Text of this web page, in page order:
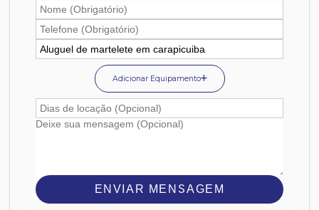
Adicionar Equipamento
ENVIAR MENSAGEM